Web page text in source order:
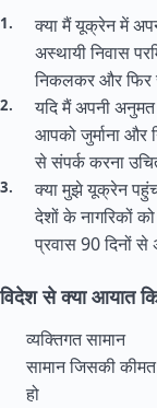
क्या मैं यूक्रेन में
अस्थायी निवास
निकलकर और
यदि मैं अपनी
आपको जुर्माना और
से संपर्क करना
क्या मुझे यूक्रेन
देशों के नागरिकों
प्रवास 90 दिनों से
विदेश से क्या आयात
व्यक्तिगत सामान
सामान जिसकी
हो